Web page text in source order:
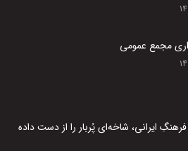
مجمع عمومی
ایرانی، شاخه‌ای پُربار را از دست داده